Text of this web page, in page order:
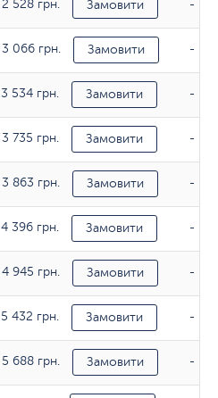
2 528 грн. Замовити -
3 066 грн. Замовити -
3 534 грн. Замовити -
3 735 грн. Замовити -
3 863 грн. Замовити -
4 396 грн. Замовити -
4 945 грн. Замовити -
5 432 грн. Замовити -
5 688 грн. Замовити -